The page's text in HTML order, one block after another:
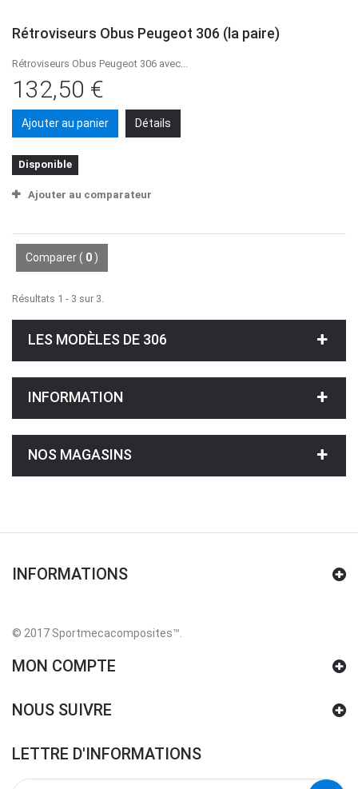
Rétroviseurs Obus Peugeot 306 (la paire)
Rétroviseurs Obus Peugeot 306 avec...
132,50 €
Ajouter au panier Détails
Disponible
Ajouter au comparateur
Comparer ( 0 )
Résultats 1 - 3 sur 3.
LES MODÈLES DE 306
INFORMATION
NOS MAGASINS
INFORMATIONS
© 2017 Sportmecacomposites™
MON COMPTE
NOUS SUIVRE
LETTRE D'INFORMATIONS